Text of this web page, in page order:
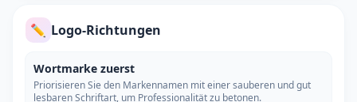
✏️ Logo-Richtungen
Wortmarke zuerst
Priorisieren Sie den Markennamen mit einer sauberen und gut
lesbaren Schriftart, um Professionalität zu betonen.